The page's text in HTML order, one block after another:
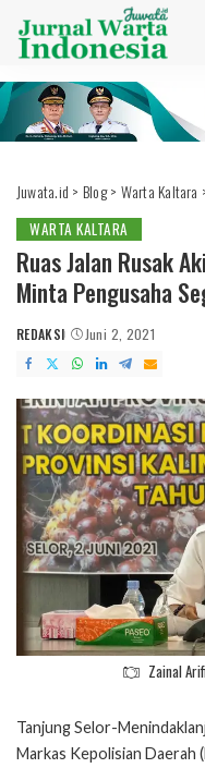
Juwata.id > Blog> Warta Kaltara
WARTA KALTARA
Ruas Jalan Rusak
Minta Pengusaha
POSTED
BY
REDAKSI Juni 2, 2021
Zainal
Tanjung Selor-
Markas Kepolisian Daerah